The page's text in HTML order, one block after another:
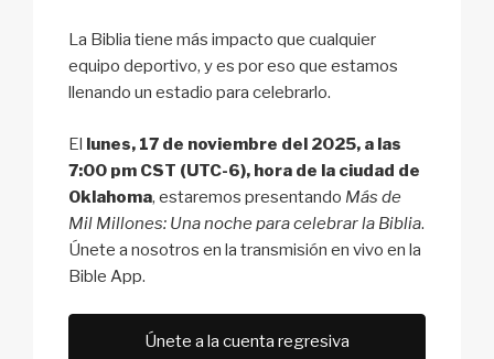
La Biblia tiene más impacto que cualquier
equipo deportivo, y es por eso que estamos
llenando un estadio para celebrarlo.
El lunes, 17 de noviembre del 2025, a las
7:00 pm CST (UTC-6), hora de la ciudad de
Oklahoma, estaremos presentando Más de
Mil Millones: Una noche para celebrar la Biblia.
Únete a nosotros en la transmisión en vivo en la
Bible App.
Únete a la cuenta regresiva